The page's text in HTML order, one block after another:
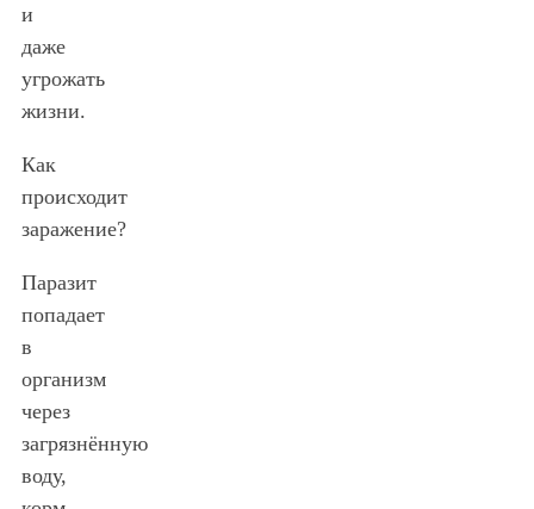
и
даже
угрожать
жизни.
Как
происходит
заражение?
Паразит
попадает
в
организм
через
загрязнённую
воду,